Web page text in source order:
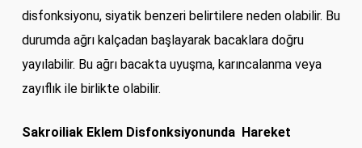
disfonksiyonu, siyatik benzeri belirtilere neden olabilir. Bu
durumda ağrı kalçadan başlayarak bacaklara doğru
yayılabilir. Bu ağrı bacakta uyuşma, karıncalanma veya
zayıflık ile birlikte olabilir.
Sakroiliak Eklem Disfonksiyonunda Hareket